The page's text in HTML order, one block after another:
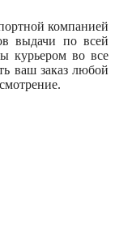
компанией
выдачи по всей
курьером во все
ваш заказ любой